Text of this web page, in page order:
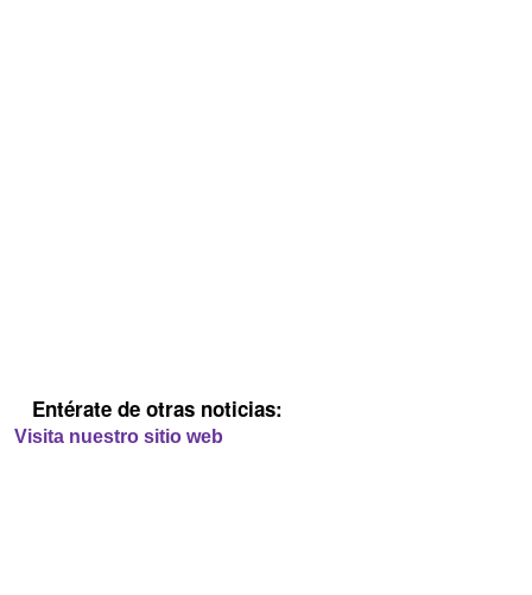
Entérate de otras noticias:
Visita nuestro sitio web